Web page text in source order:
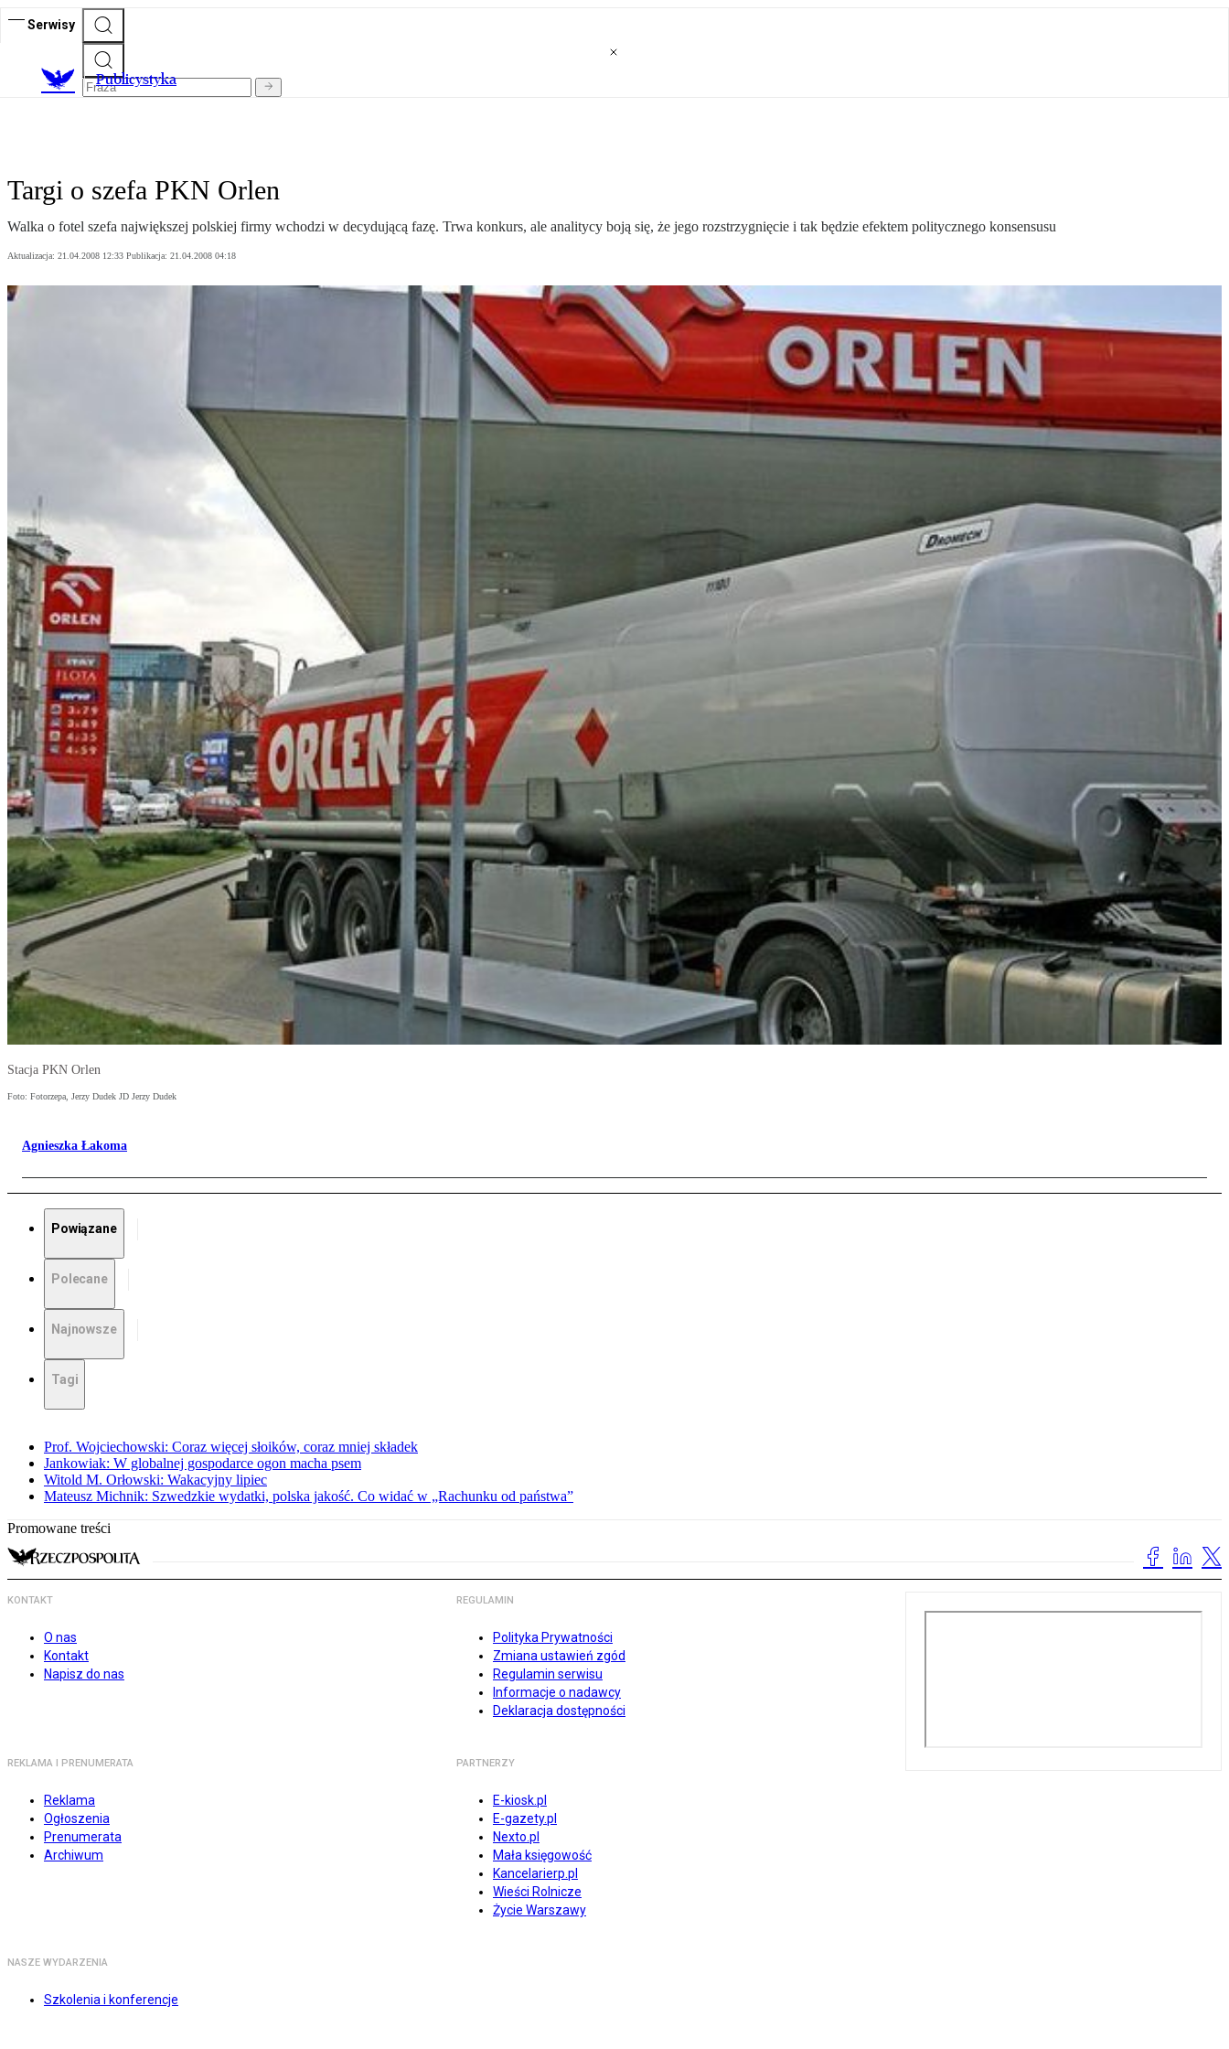
Serwisy
Publicystyka
Targi o szefa PKN Orlen
Walka o fotel szefa największej polskiej firmy wchodzi w decydującą fazę. Trwa konkurs, ale analitycy boją się, że jego rozstrzygnięcie i tak będzie efektem politycznego konsensusu
Aktualizacja: 21.04.2008 12:33 Publikacja: 21.04.2008 04:18
Stacja PKN Orlen
Foto: Fotorzepa, Jerzy Dudek JD Jerzy Dudek
Agnieszka Łakoma
Powiązane
Polecane
Najnowsze
Tagi
Prof. Wojciechowski: Coraz więcej słoików, coraz mniej składek
Jankowiak: W globalnej gospodarce ogon macha psem
Witold M. Orłowski: Wakacyjny lipiec
Mateusz Michnik: Szwedzkie wydatki, polska jakość. Co widać w „Rachunku od państwa”
Promowane treści
KONTAKT
O nas
Kontakt
Napisz do nas
REGULAMIN
Polityka Prywatności
Zmiana ustawień zgód
Regulamin serwisu
Informacje o nadawcy
Deklaracja dostępności
REKLAMA I PRENUMERATA
Reklama
Ogłoszenia
Prenumerata
Archiwum
PARTNERZY
E-kiosk.pl
E-gazety.pl
Nexto.pl
Mała księgowość
Kancelarierp.pl
Wieści Rolnicze
Życie Warszawy
NASZE WYDARZENIA
Szkolenia i konferencje